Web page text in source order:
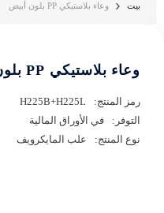
بيت وعاء بلاستيكي PP بلون أبيض
وعاء بلاستيكي PP بلون أبيض
رمز المنتج:
H225B+H225L
التوفر:
في الأوراق المالية
نوع المنتج:
علب المايكرويف